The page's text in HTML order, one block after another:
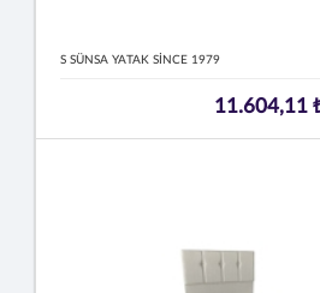
S SÜNSA YATAK SİNCE 1979
11.604,11